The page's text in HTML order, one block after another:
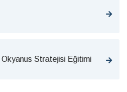
Stratejisi Eğitimi